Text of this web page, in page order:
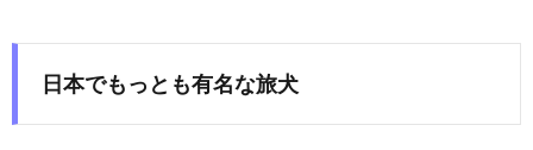
日本でもっとも有名な旅犬